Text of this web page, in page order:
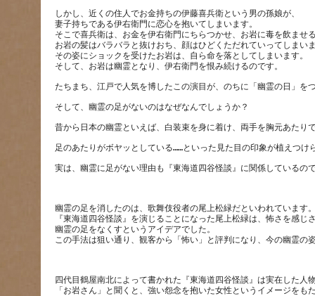
しかし、近くの住人でお金持ちの伊藤喜兵衛という男の孫娘が、
妻子持ちである伊右衛門に恋心を抱いてしまいます。
そこで喜兵衛は、お金を伊右衛門にちらつかせ、お岩に毒を飲ませ
お岩の髪はバラバラと抜けおち、顔はひどくただれていってしまい
その姿にショックを受けたお岩は、自ら命を落としてしまいます。
幽霊の足を消したのは、歌舞伎役者の尾上松緑だといわれています
『東海道四谷怪談』を演じることになった尾上松緑は、怖さを感
幽霊の足をなくすというアイデアでした。
四代目鶴屋南北によって書かれた『東海道四谷怪談』は実在した人
「お岩さん」と聞くと、強い怨念を抱いた女性というイメージをも